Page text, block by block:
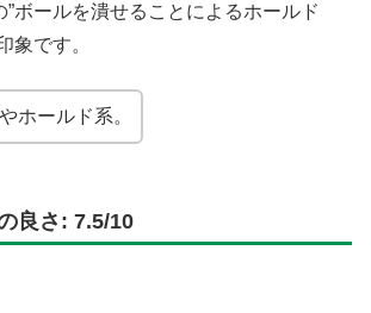
”ボールを潰せることによるホールド
象です。
ホールド系。
良さ: 7.5/10